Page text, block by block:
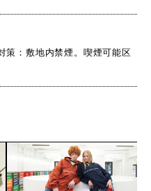
策：敷地内禁煙。喫煙可能区